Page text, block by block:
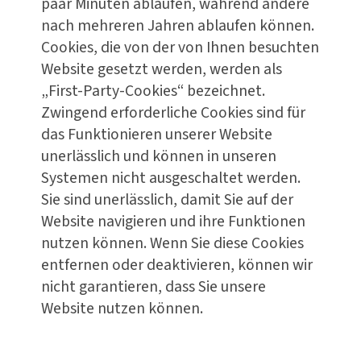
nach mehreren Jahren ablaufen können.
Cookies, die von der von Ihnen besuchten
Website gesetzt werden, werden als
„First-Party-Cookies“ bezeichnet.
Zwingend erforderliche Cookies sind für
das Funktionieren unserer Website
unerlässlich und können in unseren
Systemen nicht ausgeschaltet werden.
Sie sind unerlässlich, damit Sie auf der
Website navigieren und ihre Funktionen
nutzen können. Wenn Sie diese Cookies
entfernen oder deaktivieren, können wir
nicht garantieren, dass Sie unsere
Website nutzen können.